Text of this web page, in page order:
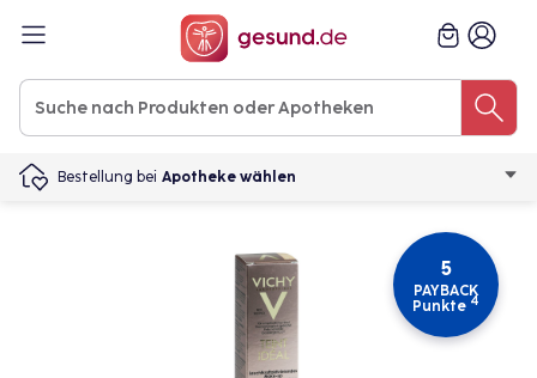
Bestellung bei Apotheke wählen
5
PAYBACK
Punkte 4